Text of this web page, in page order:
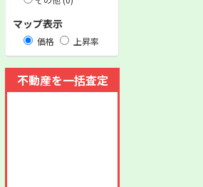
マップ表示
価格 上昇率
不動産を一括査定